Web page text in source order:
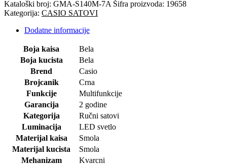
Kataloški broj: GMA-S140M-7A Šifra proizvoda: 19658
Kategorija: CASIO SATOVI
Dodatne informacije
Boja kaisa
Bela
Boja kucista
Bela
Brend
Casio
Brojcanik
Crna
Funkcije
Multifunkcije
Garancija
2 godine
Kategorija
Ručni satovi
Luminacija
LED svetlo
Materijal kaisa
Smola
Materijal kucista
Smola
Mehanizam
Kvarcni